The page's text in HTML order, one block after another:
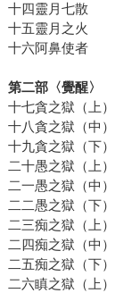
十四靈月七散
十五靈月之火
十六阿鼻使者
第二部〈覺醒〉
十七貪之獄（上）
十八貪之獄（中）
十九貪之獄（下）
二十愚之獄（上）
二一愚之獄（中）
二二愚之獄（下）
二三痴之獄（上）
二四痴之獄（中）
二五痴之獄（下）
二六瞋之獄（上）